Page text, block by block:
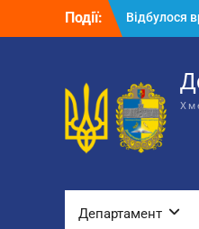
Події:
Відбулося
для потреб
державної
Відбулась
Департамент